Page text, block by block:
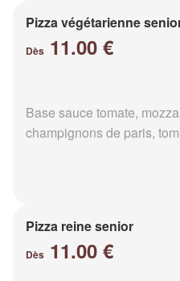
Pizza végétarienne
Dès 11.00 €
Base sauce tomate,
champignons de paris,
Pizza reine senior
Dès 11.00 €